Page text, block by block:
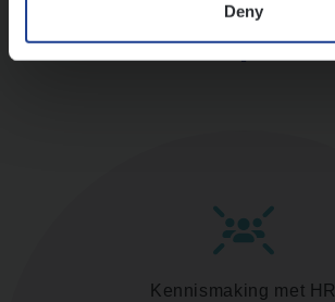
Deny
Ons sollicitatieproces
Kennismaking met HR